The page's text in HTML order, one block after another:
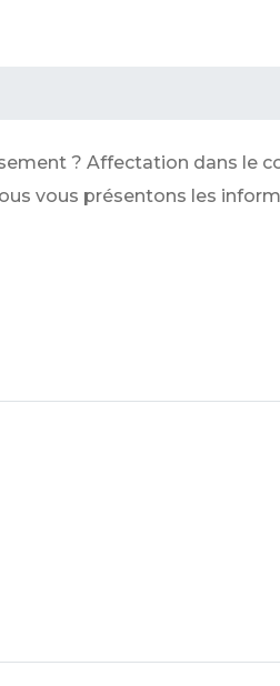
? Affectation dans le
vous présentons les